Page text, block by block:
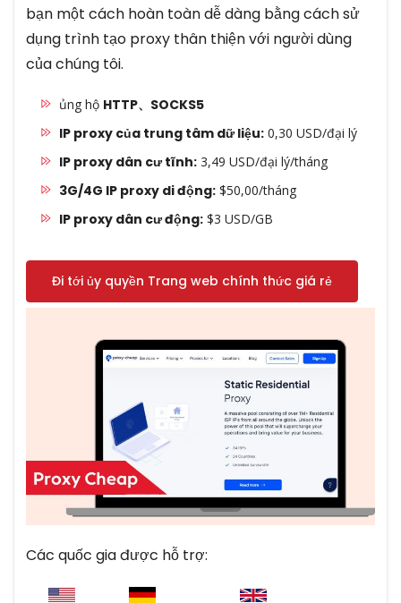
bạn một cách hoàn toàn dễ dàng bằng cách sử
dụng trình tạo proxy thân thiện với người dùng
của chúng tôi.
ủng hộ HTTP、SOCKS5
IP proxy của trung tâm dữ liệu:0,30 USD/đại lý
IP proxy dân cư tĩnh:3,49 USD/đại lý/tháng
3G/4G IP proxy di động:$50,00/tháng
IP proxy dân cư động:$3 USD/GB
Đi tới ủy quyền Trang web chính thức giá rẻ
Các quốc gia được hỗ trợ: